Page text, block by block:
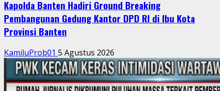
Kapolda Banten Hadiri Ground Breaking
Pembangunan Gedung Kantor DPD RI di Ibu Kota
Provinsi Banten
KamiluProb01 5 Agustus 2026